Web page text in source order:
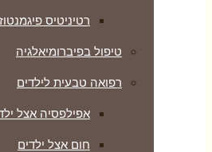
רטיניטיס
טיפול בפיברומיאלגיה
רפואה טבעית לילדים
אפילפסיה אצל
חום אצל ילדים